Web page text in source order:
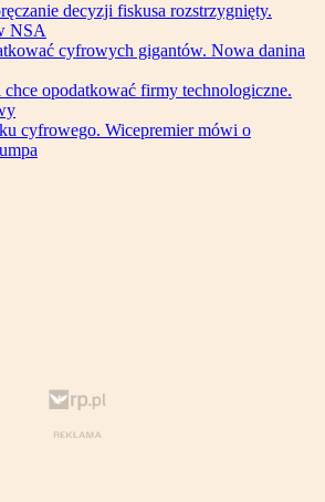
decyzji fiskusa rozstrzygnięty.
NSA
cyfrowych gigantów. Nowa danina
opodatkować firmy technologiczne.
cyfrowego. Wicepremier mówi o